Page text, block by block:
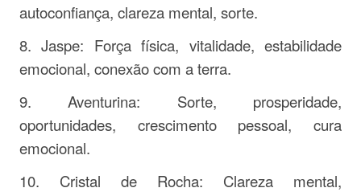
autoconfiança, clareza mental, sorte.
8. Jaspe: Força física, vitalidade, estabilidade
emocional, conexão com a terra.
9. Aventurina: Sorte, prosperidade,
oportunidades, crescimento pessoal, cura
emocional.
10. Cristal de Rocha: Clareza mental,